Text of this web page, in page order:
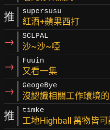
推 supersusu
紅酒+蘋果西打
→ SCLPAL
沙~沙~啞
→ Fuuin
又看一集
→ GeogeBye
沒認識相關工作環境
推 timke
工地Highball 萬物皆可